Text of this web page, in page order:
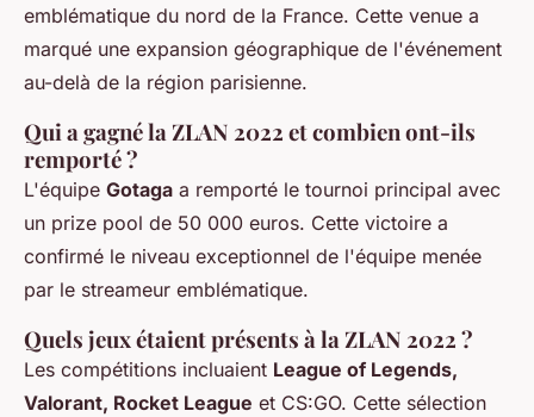
emblématique du nord de la France. Cette venue a
marqué une expansion géographique de l'événement
au-delà de la région parisienne.
Qui a gagné la ZLAN 2022 et combien ont-ils
remporté ?
L'équipe Gotaga a remporté le tournoi principal avec
un prize pool de 50 000 euros. Cette victoire a
confirmé le niveau exceptionnel de l'équipe menée
par le streameur emblématique.
Quels jeux étaient présents à la ZLAN 2022 ?
Les compétitions incluaient League of Legends,
Valorant, Rocket League et CS:GO. Cette sélection